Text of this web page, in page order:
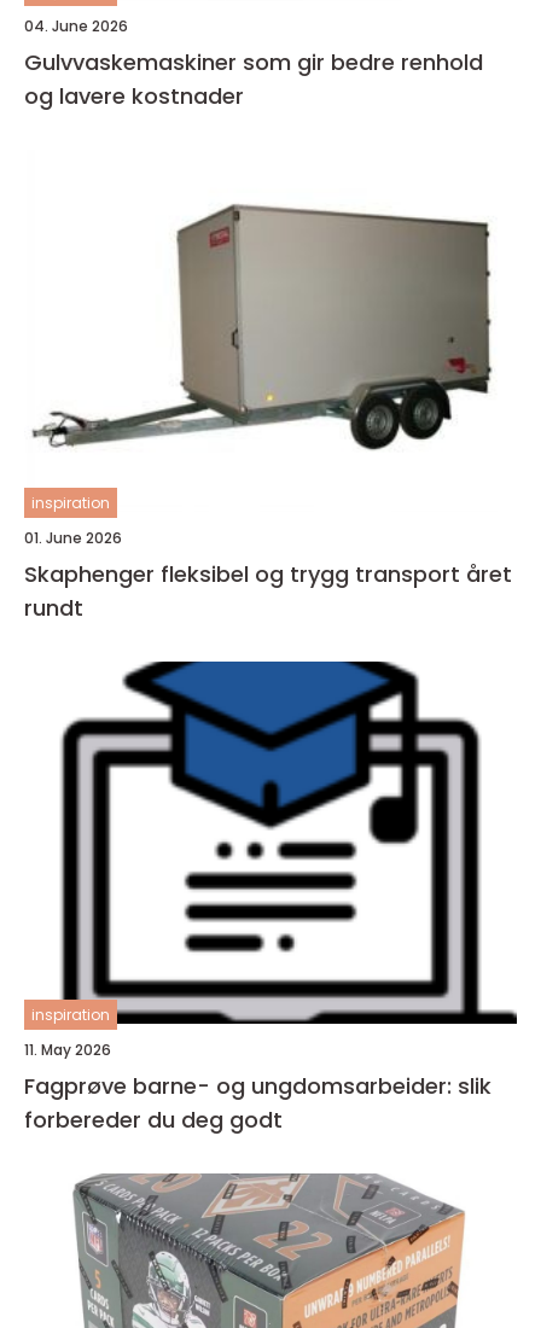
04. June 2026
Gulvvaskemaskiner som gir bedre renhold
og lavere kostnader
inspiration
01. June 2026
Skaphenger fleksibel og trygg transport året
rundt
inspiration
11. May 2026
Fagprøve barne- og ungdomsarbeider: slik
forbereder du deg godt